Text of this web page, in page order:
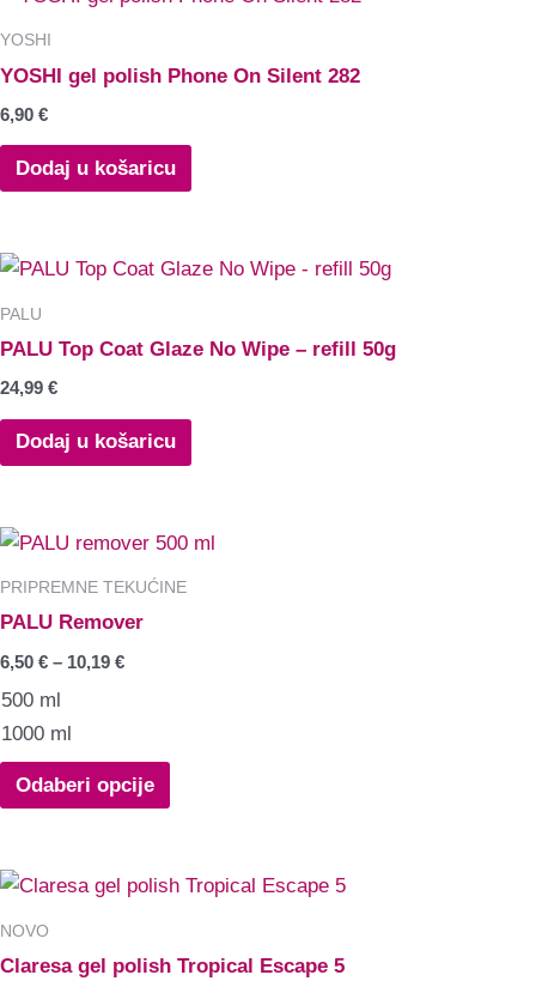
YOSHI
YOSHI gel polish Phone On Silent 282
6,90 €
Dodaj u košaricu
PALU
PALU Top Coat Glaze No Wipe – refill 50g
24,99 €
Dodaj u košaricu
PRIPREMNE TEKUĆINE
PALU Remover
6,50 € – 10,19 €
500 ml
1000 ml
Odaberi opcije
NOVO
Claresa gel polish Tropical Escape 5